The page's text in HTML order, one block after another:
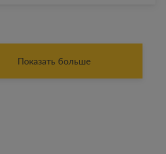
Показать больше